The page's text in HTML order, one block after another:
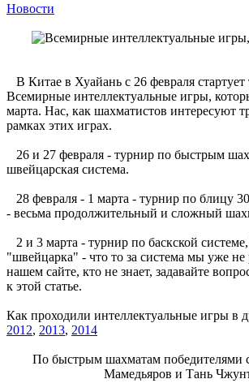
Новости
В Китае в Хуайань с 26 февраля
Всемирные интеллектуальные игры,
марта. Нас, как шахматистов интересуют
рамках этих играх.
26 и 27 февраля - турнир по быстрым
швейцарская система.
28 февраля - 1 марта - турнир по блицу
- весьма продолжительный и сложный
2 и 3 марта - турнир по баскской
"швейцарка" - что то за система мы уже не
нашем сайте, кто не знает, задавайте
к этой статье.
Как проходили интеллектуальные игры в
2012, 2013, 2014
По быстрым шахматам победителями
Мамедьяров и Тань